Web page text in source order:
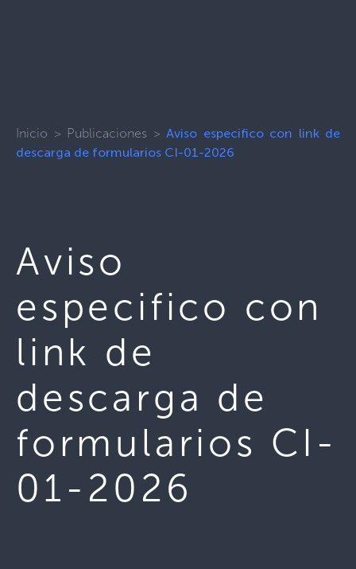
Inicio > Publicaciones > Aviso especifico con link de
descarga de formularios CI-01-2026
Aviso
especifico con
link de
descarga de
formularios CI-
01-2026